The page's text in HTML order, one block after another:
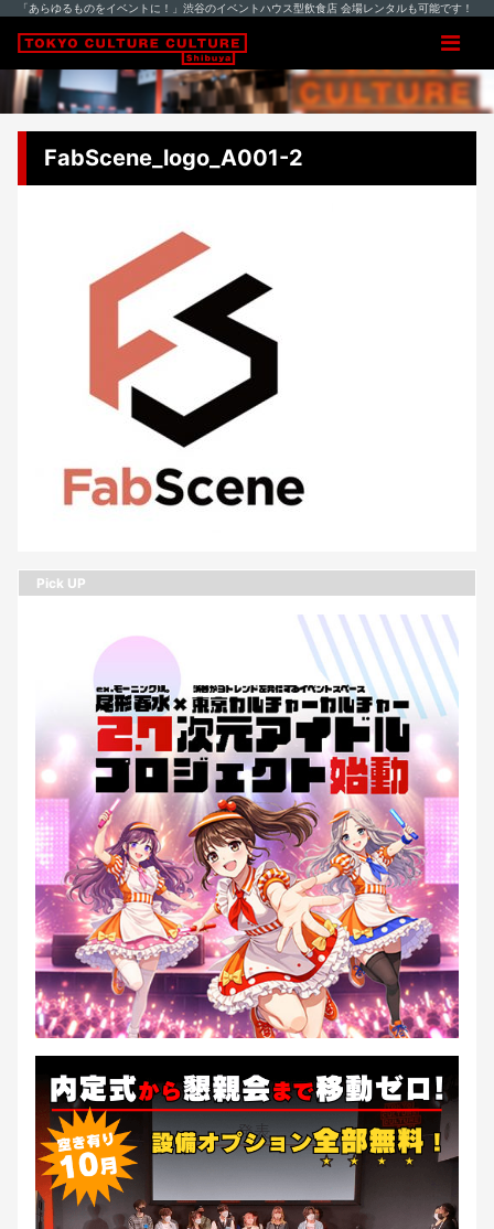
「あらゆるものをイベントに！」渋谷のイベントハウス型飲食店 会場レンタルも可能です！
FabScene_logo_A001-2
Pick UP